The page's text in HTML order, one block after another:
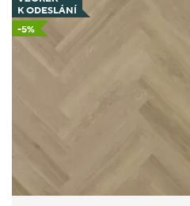
K ODESLÁNÍ
-5%